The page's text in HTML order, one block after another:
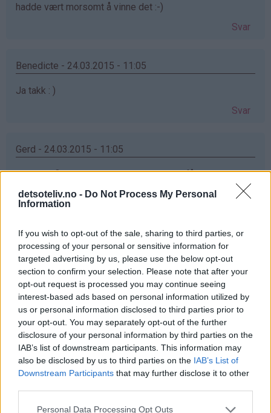
detsoteliv.no - Do Not Process My Personal
Information
If you wish to opt-out of the sale, sharing to third parties, or
processing of your personal or sensitive information for
targeted advertising by us, please use the below opt-out
section to confirm your selection. Please note that after your
opt-out request is processed you may continue seeing
interest-based ads based on personal information utilized by
us or personal information disclosed to third parties prior to
your opt-out. You may separately opt-out of the further
disclosure of your personal information by third parties on the
IAB’s list of downstream participants. This information may
also be disclosed by us to third parties on the IAB’s List of
Downstream Participants that may further disclose it to other
Personal Data Processing Opt Outs
hadde vært morsomt å vinne det :-)
Svar
Benedicte - 24.03.2015 - 11:05
Ja takk : )
Svar
Gerd - 24.03.2015 - 11:05
elsker vafler,men har enda ikke greid og fått meg ett
vaffeljern som er bra ,det jeg har no koker og ikke
steiker ,men ska kjøp nytt og da ska e prøv dette
Anette - 24.03.2015 - 11:05
Ett nytt vaffeljern hadde ikke vært så ille!☺ Da hadde
jeg endelig sluppet å vente i 5 min før en vaffel var klar!
Mitt nåværende jern er litt slitent for å si det slik ✌
Svar
Anonym - 24.03.2015 - 11:05